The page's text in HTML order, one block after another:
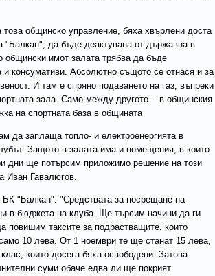
общинско управление, бяха хвърлени доста
"Балкан", да бъде деактувана от държавна в
общински имот залата трябва да бъде
консумативи. Абсолютно същото се отнася и за
И там е спряно подаването на газ, въпреки
зала. Само между другото - в общинския
на спортната база в общината
да заплаща топло- и електроенергията в
Защото в залата има и помещения, в които
дни ще потърсим приложимо решение на този
Иван Гавалюгов.
БК "Балкан". "Средствата за посрещане на
в бюджета на клуба. Ще търсим начини да ги
повишим таксите за подрастващите, които
10 лева. От 1 ноември те ще станат 15 лева,
които досега бяха освободени. Затова
суми обаче едва ли ще покрият